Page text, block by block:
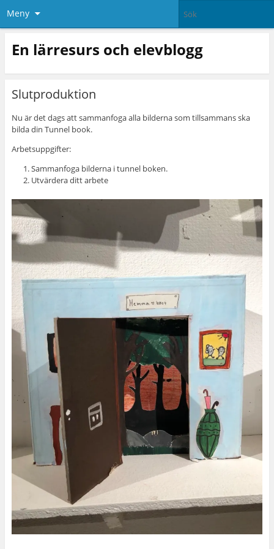
Meny
En lärresurs och elevblogg
Slutproduktion
Nu är det dags att sammanfoga alla bilderna som tillsammans ska
bilda din Tunnel book.
Arbetsuppgifter:
Sammanfoga bilderna i tunnel boken.
Utvärdera ditt arbete